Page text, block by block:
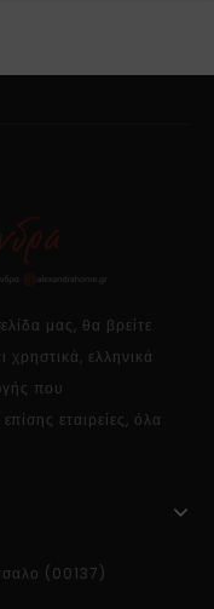
μας, θα βρείτε
χρηστικά, ελληνικά
που
εταιρείες, όλα
(00137)